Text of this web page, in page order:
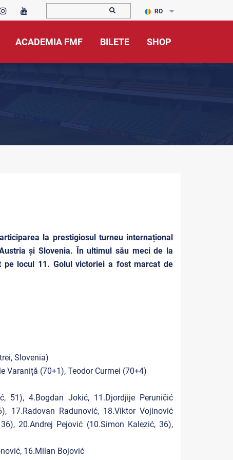
RO
ACADEMIA FMF BILETE SHOP
la prestigiosul turneu internațional
și Slovenia. În ultimul său meci de la
locul 11. Golul victoriei a fost marcat de
Slovenia)
Varaniță (70+1), Teodor Curmei (70+4)
51), 4.Bogdan Jokić, 11.Djordjije Peruničić
17.Radovan Radunović, 18.Viktor Vojinović
20.Andrej Pejović (10.Simon Kalezić, 36),
16.Milan Bojović